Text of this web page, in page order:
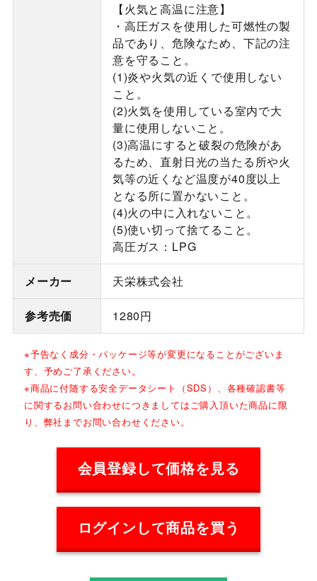
【火気と高温に注意】
・高圧ガスを使用した可燃性の製
品であり、危険なため、下記の注
意を守ること。
(1)炎や火気の近くで使用しない
こと。
(2)火気を使用している室内で大
量に使用しないこと。
(3)高温にすると破裂の危険があ
るため、直射日光の当たる所や火
気等の近くなど温度が40度以上
となる所に置かないこと。
(4)火の中に入れないこと。
(5)使い切って捨てること。
高圧ガス：LPG
メーカー 天栄株式会社
参考売価 1280円
※予告なく成分・パッケージ等が変更になることがございま
す、予めご了承ください。
※商品に付随する安全データシート（SDS）、各種確認書等
に関するお問い合わせにつきましてはご購入頂いた商品に限
り、弊社までお問い合わせください。
会員登録して価格を見る
ログインして商品を買う